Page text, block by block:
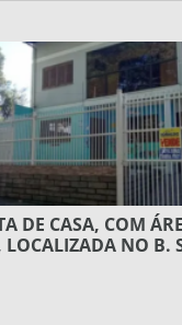
DE CASA, COM
NO B.